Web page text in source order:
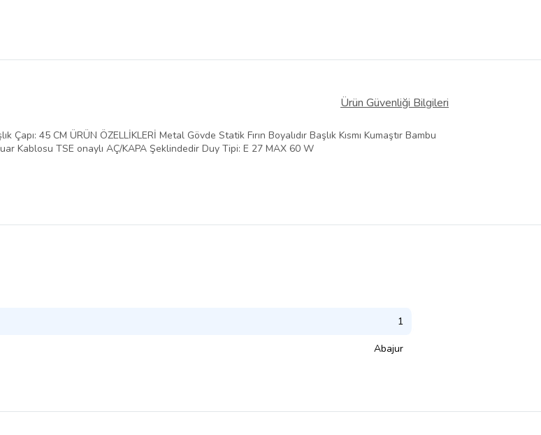
Ürün Güvenliği Bilgileri
45 CM ÜRÜN ÖZELLİKLERİ Metal Gövde Statik Fırın Boyalıdır Başlık Kısmı Kumaştır Bambu
Kablosu TSE onaylı AÇ/KAPA Şeklindedir Duy Tipi: E 27 MAX 60 W
1
Abajur